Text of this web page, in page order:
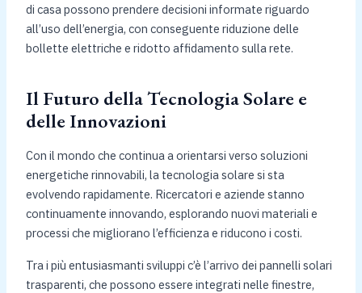
di casa possono prendere decisioni informate riguardo
all’uso dell’energia, con conseguente riduzione delle
bollette elettriche e ridotto affidamento sulla rete.
Il Futuro della Tecnologia Solare e
delle Innovazioni
Con il mondo che continua a orientarsi verso soluzioni
energetiche rinnovabili, la tecnologia solare si sta
evolvendo rapidamente. Ricercatori e aziende stanno
continuamente innovando, esplorando nuovi materiali e
processi che migliorano l’efficienza e riducono i costi.
Tra i più entusiasmanti sviluppi c’è l’arrivo dei pannelli solari
trasparenti, che possono essere integrati nelle finestre,